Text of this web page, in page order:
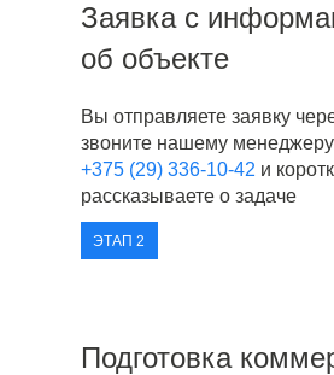
Заявка с
об объекте
Вы отправляете заявку
звоните нашему
+375 (29) 336-10-42 и
рассказываете о задаче
ЭТАП 2
Подготовка